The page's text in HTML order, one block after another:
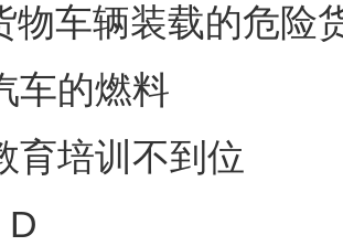
物车辆装载的危险
车的燃料
育培训不到位
D